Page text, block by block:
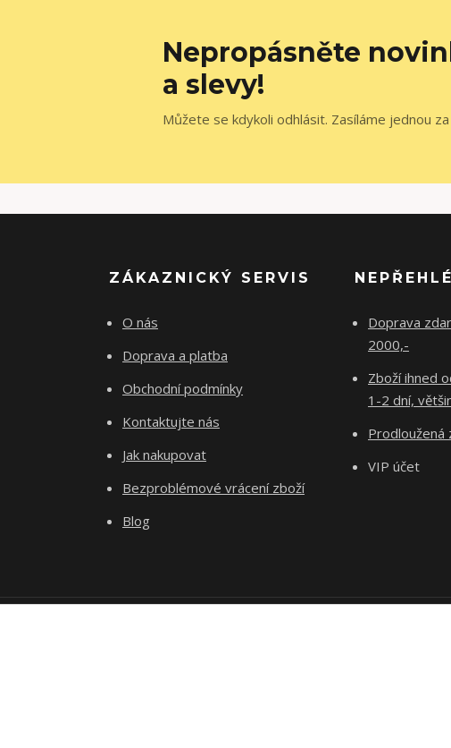
Nepropásněte
a slevy!
Můžete se kdykoli odhlásit. Zasíláme jednou
ZÁKAZNICKÝ SERVIS
O nás
Doprava a platba
Obchodní podmínky
Kontaktujte nás
Jak nakupovat
Bezproblémové vrácení zboží
Blog
Doprava
2000,-
Zboží ihned
1-2 dní,
Prodloužená
VIP účet